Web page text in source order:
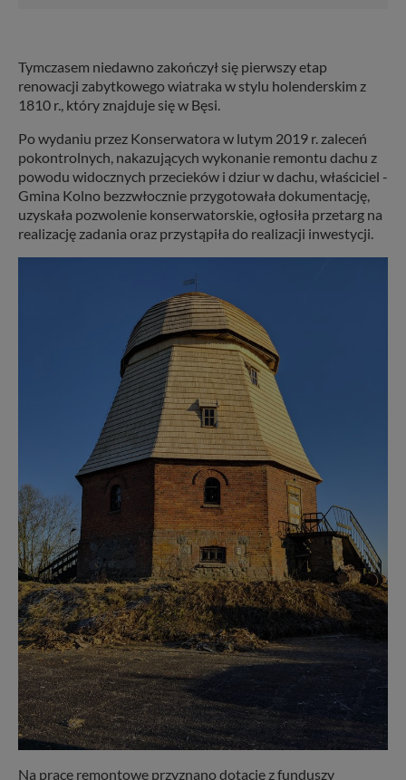
Tymczasem niedawno zakończył się pierwszy etap
renowacji zabytkowego wiatraka w stylu holenderskim z
1810 r., który znajduje się w Bęsi.
Po wydaniu przez Konserwatora w lutym 2019 r. zaleceń
pokontrolnych, nakazujących wykonanie remontu dachu z
powodu widocznych przecieków i dziur w dachu, właściciel -
Gmina Kolno bezzwłocznie przygotowała dokumentację,
uzyskała pozwolenie konserwatorskie, ogłosiła przetarg na
realizację zadania oraz przystąpiła do realizacji inwestycji.
Na prace remontowe przyznano dotację z funduszy